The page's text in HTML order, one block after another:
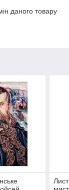
даного товару